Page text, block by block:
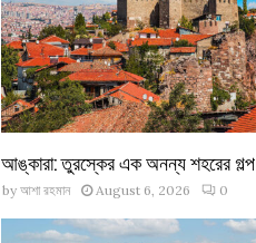
আঙ্কারা: তুরস্কের এক অনন্য শহরের গল্প
by আশা রহমান August 6, 2026 0